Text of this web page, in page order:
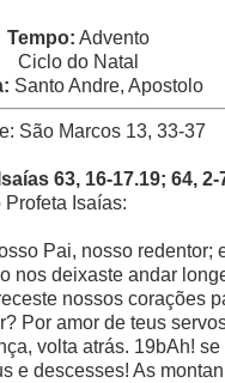
Tempo: Advento
Ciclo do Natal
Santo Andre, Apostolo
São Marcos 13, 33-37
63, 16-17.19; 64, 2-
Profeta Isaías:
Pai, nosso redentor;
nos deixaste andar
nossos corações
Por amor de teus
volta atrás. 19bAh! se
e descesses! As